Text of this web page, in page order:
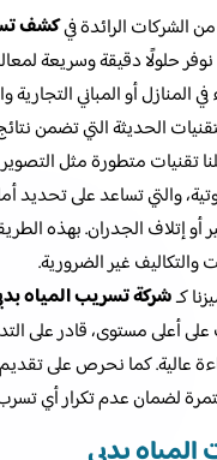
الشركات الرائدة فيكشف
حلولًا دقيقة وسريعة
المنازل أو المباني التجارية
الحديثة التي تضمن
تقنيات متطورة مثل
والتي تساعد على تحديد
أو إتلاف الجدران. بهذه
والتكاليف غير الضرورية.
كـشركة تسريب المياه
أعلى مستوى، قادر على
عالية. كما نحرص على
لضمان عدم تكرار أي